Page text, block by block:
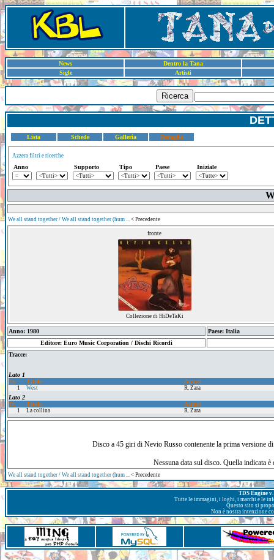
News
Dentro la Tana
Sigle
Artisti
Ricerca
Lista Schede Galleria Dettaglio
Azzera filtri e ricerche
Anno Supporto Tipo Paese Iniziale
We all stand together / We all stand together (hum ... < Precedente
fronte
Collezione di HiDeTaKi
Anno: 1980
Paese: Italia
Editore: Euro Music Corporation / Dischi Ricordi
Tracce:
Lato 1
Tr.
Titolo Autori
1 West R. Zara
Lato 2
Tr.
Titolo Autori
1 La collina R. Zara
Disco a 45 giri di Nevio Russo contenente la prima versione
Nessuna data sul disco. Quella indicata
We all stand together / We all stand together (hum ... < Precedente
TDS Engine
Tutte le immagini, i loghi, i marchi e le
Questo sito si
Non è nostra intenzione